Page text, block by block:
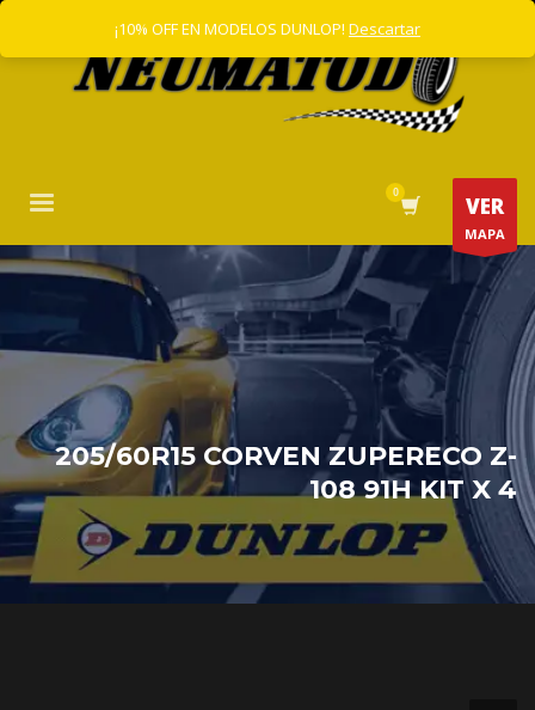
VER
MAPA
205/60R15 CORVEN ZUPERECO Z-
108 91H KIT X 4
¡10% OFF EN MODELOS DUNLOP! Descartar